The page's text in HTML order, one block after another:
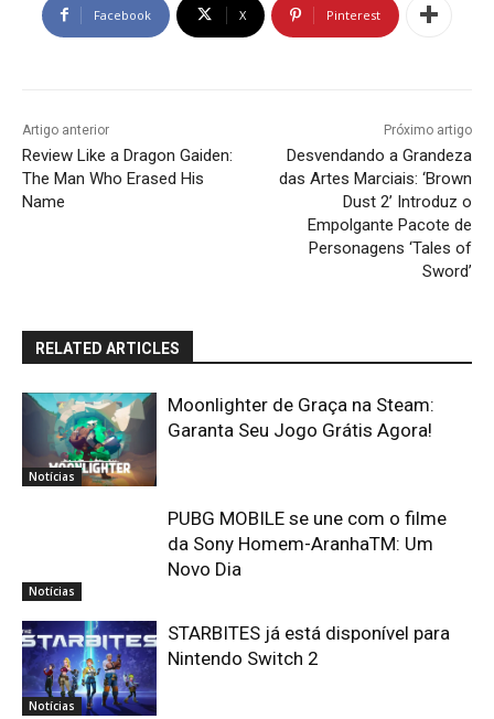
Facebook X Pinterest
Artigo anterior
Review Like a Dragon Gaiden:
The Man Who Erased His
Name
Próximo artigo
Desvendando a Grandeza
das Artes Marciais: ‘Brown
Dust 2’ Introduz o
Empolgante Pacote de
Personagens ‘Tales of
Sword’
RELATED ARTICLES
Notícias
Moonlighter de Graça na Steam:
Garanta Seu Jogo Grátis Agora!
Notícias
PUBG MOBILE se une com o filme
da Sony Homem-AranhaTM: Um
Novo Dia
Notícias
STARBITES já está disponível para
Nintendo Switch 2